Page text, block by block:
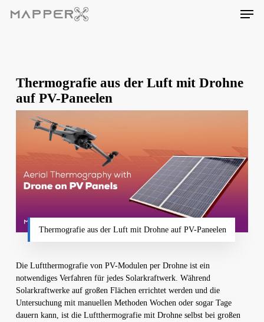
Menu
Thermografie aus der Luft mit Drohne
auf PV-Paneelen
Thermografie aus der Luft mit Drohne auf PV-Paneelen
Die Luftthermografie von PV-Modulen per Drohne ist ein
notwendiges Verfahren für jedes Solarkraftwerk. Während
Solarkraftwerke auf großen Flächen errichtet werden und die
Untersuchung mit manuellen Methoden Wochen oder sogar Tage
dauern kann, ist die Luftthermografie mit Drohne selbst bei großen